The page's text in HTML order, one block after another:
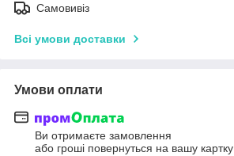
Самовивіз
Всі умови доставки
Умови оплати
Ви отримаєте замовлення
або гроші повернуться на вашу картку